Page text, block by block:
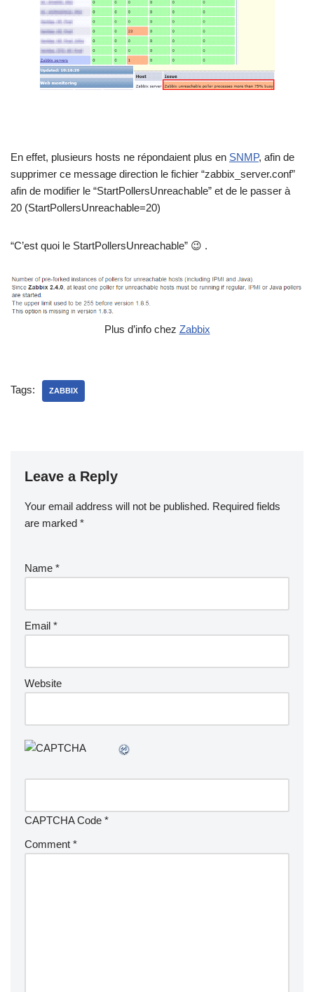
En effet, plusieurs hosts ne répondaient plus en SNMP, afin de
supprimer ce message direction le fichier “zabbix_server.conf”
afin de modifier le “StartPollersUnreachable” et de le passer à
20 (StartPollersUnreachable=20)
“C’est quoi le StartPollersUnreachable” 😉 .
Plus d’info chez Zabbix
Tags: ZABBIX
Leave a Reply
Your email address will not be published. Required fields
are marked *
Name *
Email *
Website
CAPTCHA Code *
Comment *